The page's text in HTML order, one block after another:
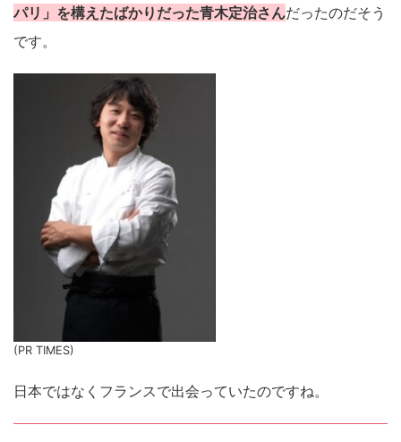
パリ」を構えたばかりだった青木定治さんだったのだそう
です。
(PR TIMES)
日本ではなくフランスで出会っていたのですね。